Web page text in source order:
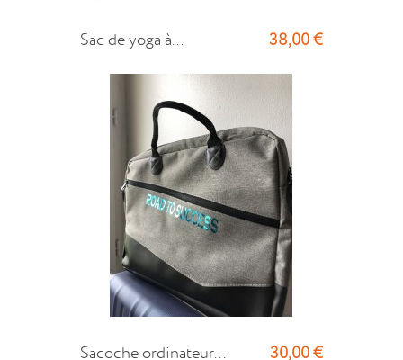
Sac de yoga à... 38,00 €
Sacoche ordinateur... 30,00 €